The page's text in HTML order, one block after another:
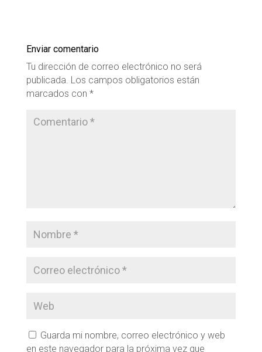
Enviar comentario
Tu dirección de correo electrónico no será
publicada. Los campos obligatorios están
marcados con *
Guarda mi nombre, correo electrónico y web
en este navegador para la próxima vez que